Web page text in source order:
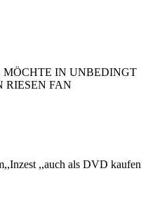
IN UNBEDINGT
RIESEN FAN
,,auch als DVD kaufen